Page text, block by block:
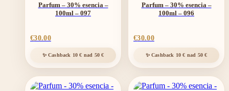
Parfum – 30% esencia –
100ml – 097
€30.00
Parfum – 30% esencia –
100ml – 096
€30.00